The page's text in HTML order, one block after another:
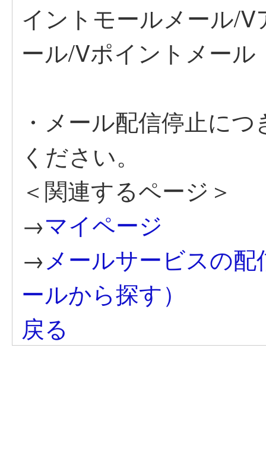
イントモールメール/
ール/Vポイントメール
・メール配信停止に
ください。
＜関連するページ＞
→マイページ
→メールサービスの
ールから探す）
戻る